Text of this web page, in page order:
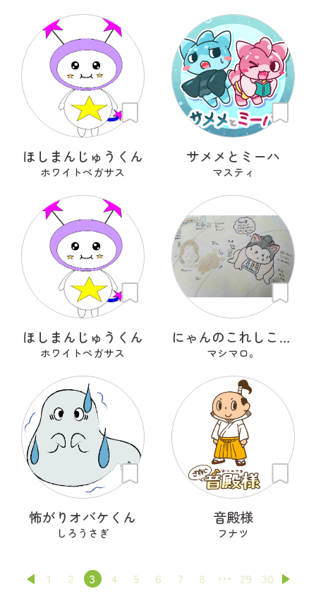
ほしまんじゅうくん
ホワイトペガサス
サメメとミーハ
マスティ
ほしまんじゅうくん
ホワイトペガサス
にゃんのこれしこ ある日の夢 Ｎo.2
マシマロ。
怖がりオバケくん
しろうさぎ
音殿様
フナツ
1 2 3 4 5 6 7 8 29 30